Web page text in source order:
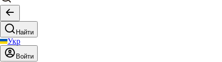
Найти
Укр
Войти